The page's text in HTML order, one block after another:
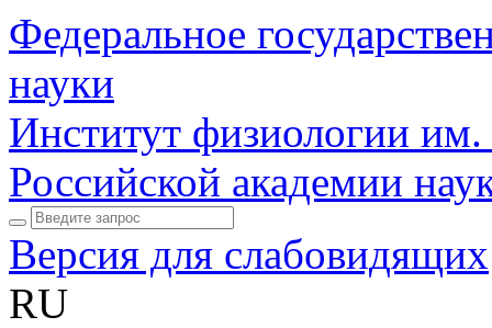
Федеральное
науки
Институт физиологии
Российской академии
Версия для слабовидящих
RU